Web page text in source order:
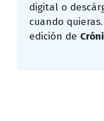
digital o
cuando
edición de